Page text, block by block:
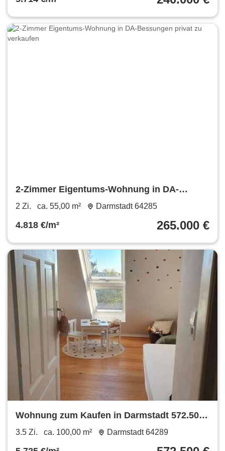
2-Zimmer Eigentums-Wohnung in DA-
Bessungen privat zu verkaufen
2 Zi. ca. 55,00 m² Darmstadt 64285
4.818 €/m² 265.000 €
Wohnung zum Kaufen in Darmstadt 572.500
€ 100 m²
3.5 Zi. ca. 100,00 m² Darmstadt 64289